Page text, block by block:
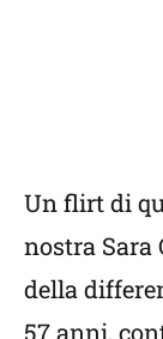
Un flirt di
nostra Sara
della
57 anni,